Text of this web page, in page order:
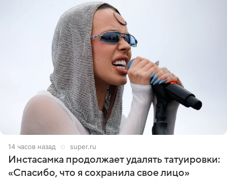
14 часов назад super.ru
Инстасамка продолжает удалять татуировки:
«Спасибо, что я сохранила свое лицо»